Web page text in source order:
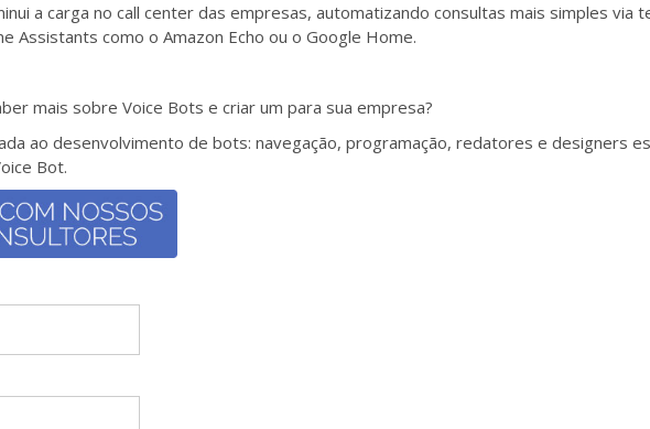
a carga no call center das empresas, automatizando consultas mais simples via
Assistants como o Amazon Echo ou o Google Home.
mais sobre Voice Bots e criar um para sua empresa?
ao desenvolvimento de bots: navegação, programação, redatores e designers
Bot.